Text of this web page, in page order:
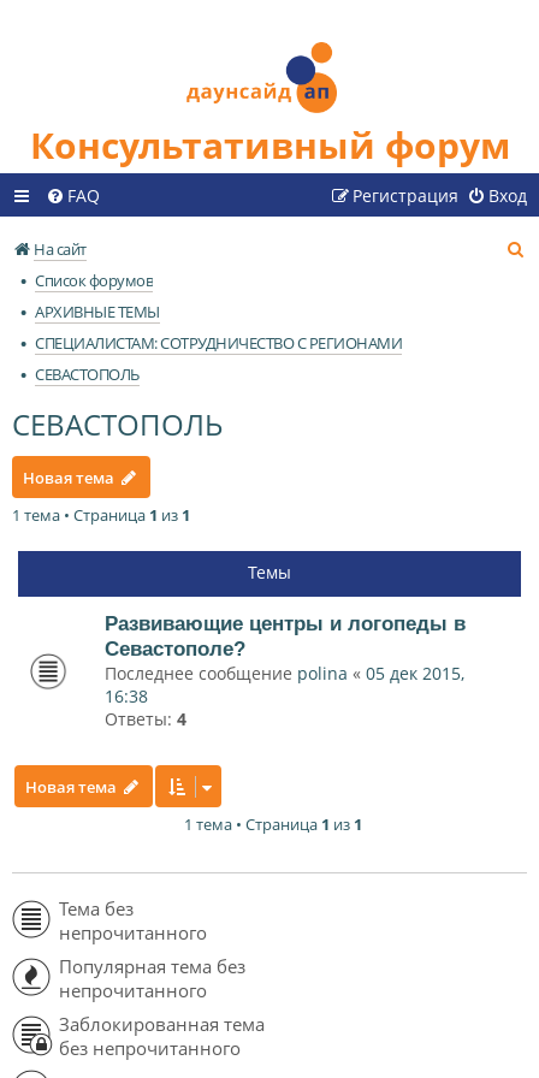
Консультативный форум
FAQ Вход
Регистрация
На сайт
Список форумов
АРХИВНЫЕ ТЕМЫ
СПЕЦИАЛИСТАМ: СОТРУДНИЧЕСТВО С РЕГИОНАМИ
СЕВАСТОПОЛЬ
СЕВАСТОПОЛЬ
Новая тема
1 тема • Страница 1 из 1
Темы
Развивающие центры и логопеды в
Севастополе?
Последнее сообщение polina « 05 дек 2015,
16:38
Ответы: 4
Новая тема
1 тема • Страница 1 из 1
Тема без
непрочитанного
Популярная тема без
непрочитанного
Заблокированная тема
без непрочитанного